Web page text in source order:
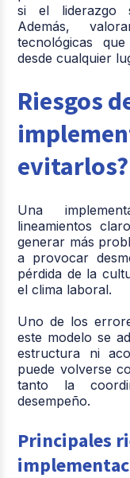
si el liderazgo
Además,
tecnológicas
desde cualquier
Riesgos
evitarlos?
Una
lineamientos
generar más
a provocar
pérdida de la
el clima laboral.
Uno de los
este modelo se
estructura ni
puede volverse
tanto la
desempeño.
Principales